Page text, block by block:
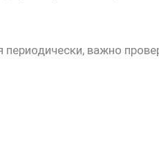
периодически, важно